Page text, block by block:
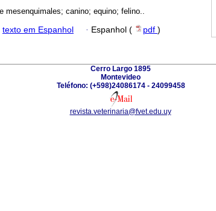
mesenquimales; canino; equino; felino..
texto em Espanhol · Espanhol ( pdf )
Cerro Largo 1895
Montevideo
Teléfono: (+598)24086174 - 24099458
revista.veterinaria@fvet.edu.uy